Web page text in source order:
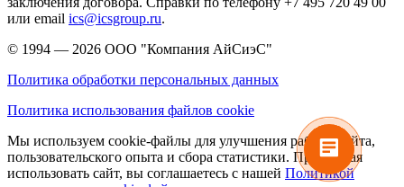
или email ics@icsgroup.ru.
© 1994 — 2026 ООО "Компания АйСиэС"
Политика обработки персональных данных
Политика использования файлов cookie
Мы используем cookie-файлы для улучшения работы сайта,
пользовательского опыта и сбора статистики. Продолжая
использовать сайт, вы соглашаетесь с нашей Политикой